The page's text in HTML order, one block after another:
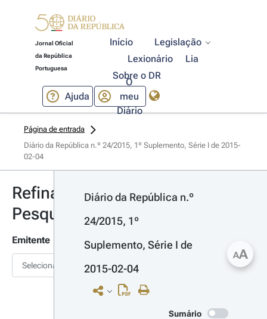
Jornal Oficial
da República
Portuguesa
Início
Legislação
Lexionário
Lia
Sobre o DR
Ajuda
O
meu
Diário
Página de entrada
Diário da República n.º 24/2015, 1º Suplemento, Série I de 2015-
02-04
Refinar
Pesquisa
Emitente
Selecionar
Diário da República n.º
24/2015, 1º
Suplemento, Série I de
2015-02-04
Sumário
AA